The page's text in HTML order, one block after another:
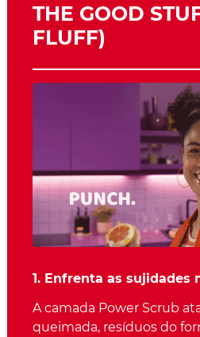
THE GOOD
FLUFF)
1. Enfrenta as sujidades
A camada Power Scrub
queimada, resíduos do